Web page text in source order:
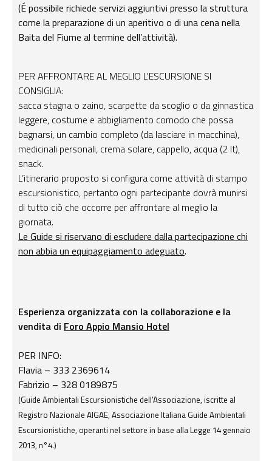
(É possibile richiede servizi aggiuntivi presso la struttura
come la preparazione di un aperitivo o di una cena nella
Baita del Fiume al termine dell’attività).
PER AFFRONTARE AL MEGLIO L'ESCURSIONE SI
CONSIGLIA:
sacca stagna o zaino, scarpette da scoglio o da ginnastica
leggere, costume e abbigliamento comodo che possa
bagnarsi, un cambio completo (da lasciare in macchina),
medicinali personali, crema solare, cappello, acqua (2 lt),
snack.
L’itinerario proposto si configura come attività di stampo
escursionistico, pertanto ogni partecipante dovrà munirsi
di tutto ciò che occorre per affrontare al meglio la
giornata.
Le Guide si riservano di escludere dalla partecipazione chi
non abbia un equipaggiamento adeguato.
Esperienza organizzata con la collaborazione e la
vendita di Foro Appio Mansio Hotel
PER INFO:
Flavia – 333 2369614
Fabrizio – 328 0189875
(Guide Ambientali Escursionistiche dell’Associazione, iscritte al
Registro Nazionale AIGAE, Associazione Italiana Guide Ambientali
Escursionistiche, operanti nel settore in base alla Legge 14 gennaio
2013, n°4.)